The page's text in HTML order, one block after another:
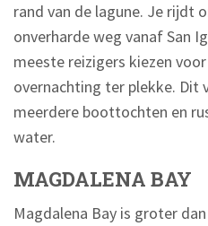
rand van de lagune. Je rijdt
onverharde weg vanaf San
meeste reizigers kiezen
overnachting ter plekke. Dit
meerdere boottochten en
water.
MAGDALENA BAY
Magdalena Bay is groter